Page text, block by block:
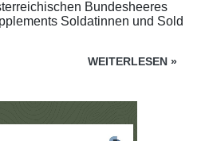
Bundesheeres
Soldatinnen und Sold
WEITERLESEN »